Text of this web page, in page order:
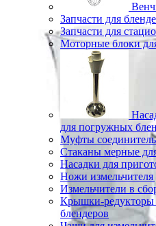
Запчасти для
Запчасти для
Моторные блоки
для погружных
Муфты
Стаканы мерные
Насадки для
Ножи измельчителя
Измельчители в
Крышки-редукторы
блендеров